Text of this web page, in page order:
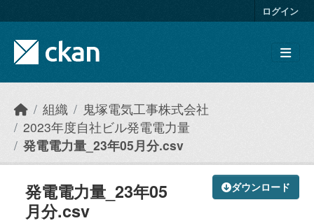
ログイン
組織
鬼塚電気工事株式会社
2023年度自社ビル発電電力量
発電電力量_23年05月分.csv
ダウンロード
発電電力量_23年05
月分.csv